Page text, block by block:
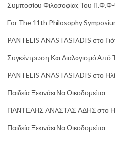
Συμποσίου Φιλοσοφίας Του
For The 11th Philosophy
PANTELIS ANASTASIADIS στο
Συγκέντρωση Και Διαλογισμό Από
PANTELIS ANASTASIADIS στο
Παιδεία Ξεκινάει Να Οικοδομείται
ΠΑΝΤΕΛΗΣ ΑΝΑΣΤΑΣΙΑΔΗΣ στο
Παιδεία Ξεκινάει Να Οικοδομείται